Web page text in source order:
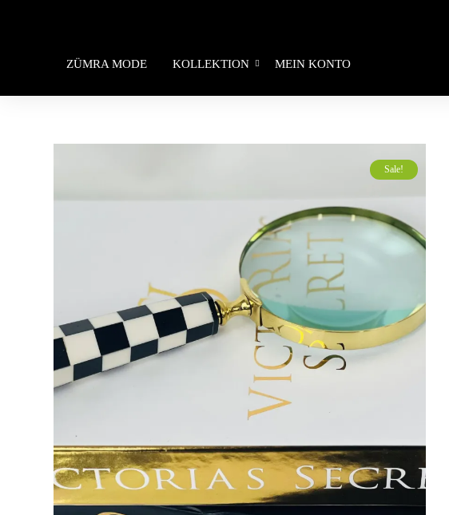
ZÜMRA MODE KOLLEKTION MEIN KONTO
Sale!